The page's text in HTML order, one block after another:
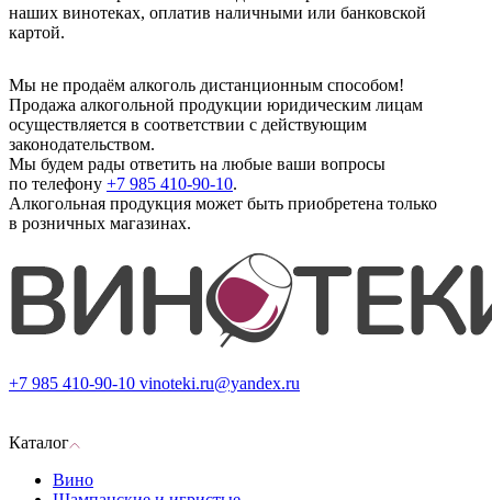
наших винотеках, оплатив наличными или банковской
картой.
Мы не продаём алкоголь дистанционным способом!
Продажа алкогольной продукции юридическим лицам
осуществляется в соответствии с действующим
законодательством.
Мы будем рады ответить на любые ваши вопросы
по телефону +7 985 410-90-10.
Алкогольная продукция может быть приобретена только
в розничных магазинах.
+7 985 410-90-10 vinoteki.ru@yandex.ru
Каталог
Вино